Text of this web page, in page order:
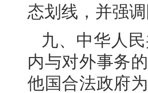
态划线，并强
九、中华人
内与对外事务
他国合法政府